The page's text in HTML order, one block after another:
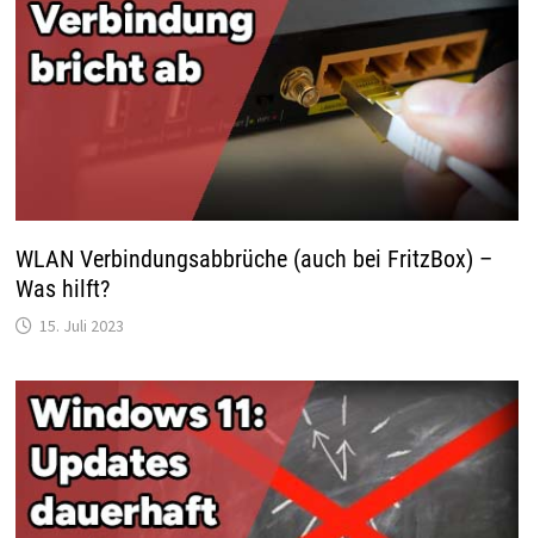
WLAN Verbindungsabbrüche (auch bei FritzBox) –
Was hilft?
15. Juli 2023